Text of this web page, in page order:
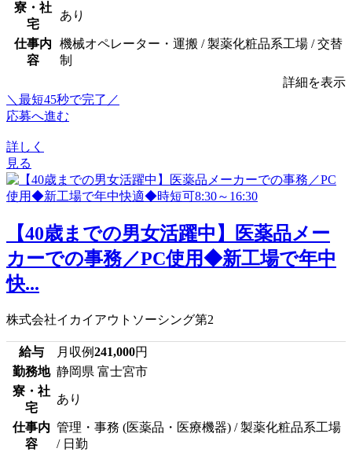
寮・社
宅
あり
仕事内
容
機械オペレーター・運搬 / 製薬化粧品系工場 / 交替
制
詳細を表示
＼最短45秒で完了／
応募へ進む
詳しく
見る
【40歳までの男女活躍中】医薬品メー
カーでの事務／PC使用◆新工場で年中
快...
株式会社イカイアウトソーシング第2
給与 月収例241,000円
勤務地 静岡県 富士宮市
寮・社
宅
あり
仕事内
容
管理・事務 (医薬品・医療機器) / 製薬化粧品系工場
/ 日勤